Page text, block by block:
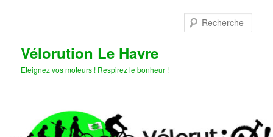
Vélorution Le Havre
Eteignez vos moteurs ! Respirez le bonheur !